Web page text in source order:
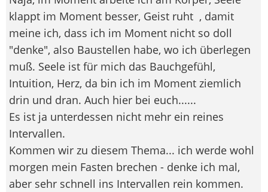
klappt im Moment besser, Geist ruht , damit
meine ich, dass ich im Moment nicht so doll
"denke", also Baustellen habe, wo ich überlegen
muß. Seele ist für mich das Bauchgefühl,
Intuition, Herz, da bin ich im Moment ziemlich
drin und dran. Auch hier bei euch......
Es ist ja unterdessen nicht mehr ein reines
Intervallen.
Kommen wir zu diesem Thema... ich werde wohl
morgen mein Fasten brechen - denke ich mal,
aber sehr schnell ins Intervallen rein kommen.